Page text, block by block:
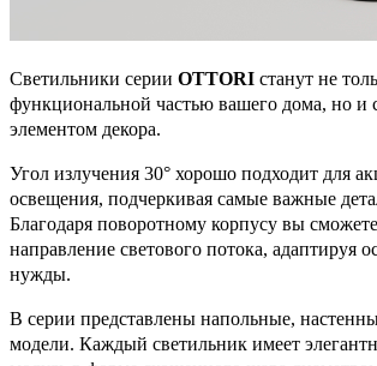
Светильники серии OTTORI станут не
функциональной частью вашего дома, но и
элементом декора.
Угол излучения 30° хорошо подходит для
освещения, подчеркивая самые важные
Благодаря поворотному корпусу вы
направление светового потока, адаптируя
нужды.
В серии представлены напольные,
модели. Каждый светильник имеет